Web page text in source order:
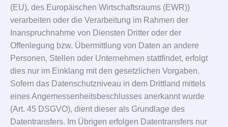
(EU), des Europäischen Wirtschaftsraums (EWR))
verarbeiten oder die Verarbeitung im Rahmen der
Inanspruchnahme von Diensten Dritter oder der
Offenlegung bzw. Übermittlung von Daten an andere
Personen, Stellen oder Unternehmen stattfindet, erfolgt
dies nur im Einklang mit den gesetzlichen Vorgaben.
Sofern das Datenschutzniveau in dem Drittland mittels
eines Angemessenheitsbeschlusses anerkannt wurde
(Art. 45 DSGVO), dient dieser als Grundlage des
Datentransfers. Im Übrigen erfolgen Datentransfers nur